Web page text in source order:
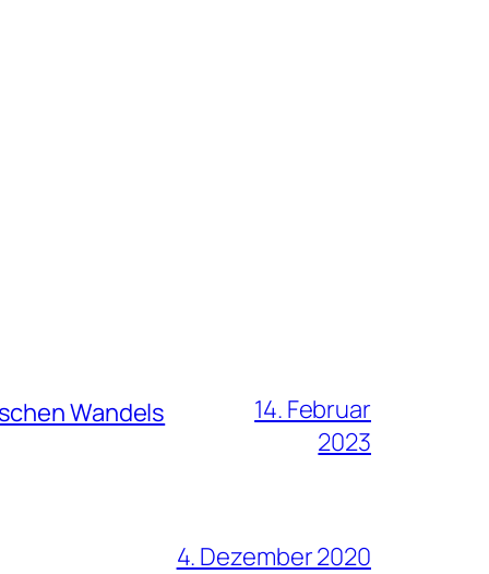
Wandels
14. Februar
2023
4. Dezember 2020